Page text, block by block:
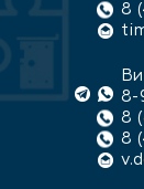
8
8-
8
8